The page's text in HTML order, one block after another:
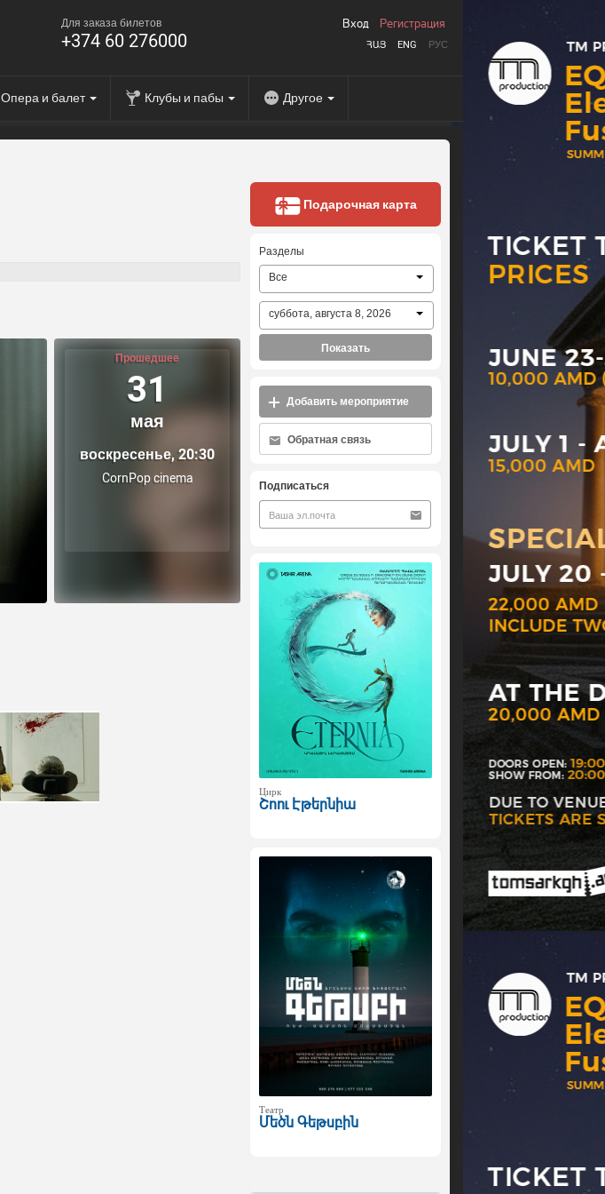
Для заказа билетов
+374 60 276000 ՀԱՅ ENG РУС
Вход Регистрация
Опера и балет Клубы и пабы Другое
Прошедшее
31
мая
воскресенье, 20:30
CornPop cinema
Подарочная карта
Разделы
Все
суббота, августа 8, 2026
Показать
Добавить мероприятие
Обратная связь
Подписаться
Цирк
Շոու Էթերնիա
Театр
Մեծն Գեթսբին